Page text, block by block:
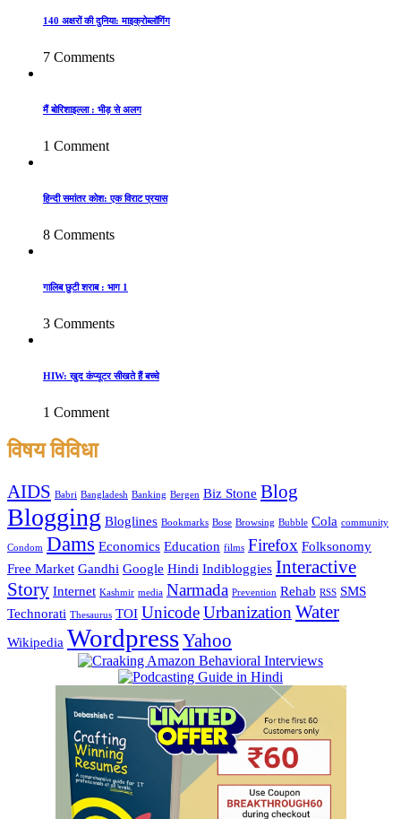
140 अक्षरों की दुनिया: माइक्रोब्लॉगिंग
7 Comments
मैं बोरिशाइल्ला : भीड़ से अलग
1 Comment
हिन्दी समांतर कोश: एक विराट प्रयास
8 Comments
गालिब छुटी शराब : भाग 1
3 Comments
HIW: खुद कंप्यूटर सीखते हैं बच्चे
1 Comment
विषय विविधा
AIDS Babri Bangladesh Banking Bergen Biz Stone Blog
Blogging Bloglines Bookmarks Bose Browsing Bubble Cola community
Condom Dams Economics Education films Firefox Folksonomy
Free Market Gandhi Google Hindi Indibloggies Interactive
Story Internet Kashmir media Narmada Prevention Rehab RSS SMS
Technorati Thesaurus TOI UnicodeUrbanization Water
Wikipedia WordpressYahoo